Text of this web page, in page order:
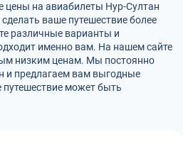
цены на авиабилеты Нур-Султан
ваше путешествие более
различные варианты и
именно вам. На нашем сайте
низким ценам. Мы постоянно
и предлагаем вам выгодные
может быть